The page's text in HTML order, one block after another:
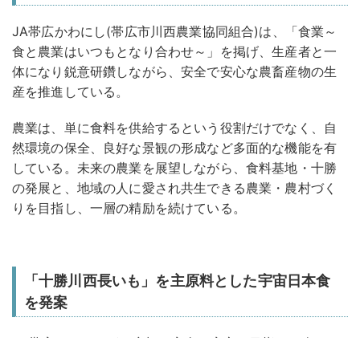
JA帯広かわにし(帯広市川西農業協同組合)は、「食業～
食と農業はいつもとなり合わせ～」を掲げ、生産者と一
体になり鋭意研鑽しながら、安全で安心な農畜産物の生
産を推進している。
農業は、単に食料を供給するという役割だけでなく、自
然環境の保全、良好な景観の形成など多面的な機能を有
している。未来の農業を展望しながら、食料基地・十勝
の発展と、地域の人に愛され共生できる農業・農村づく
りを目指し、一層の精励を続けている。
「十勝川西長いも」を主原料とした宇宙日本食
を発案